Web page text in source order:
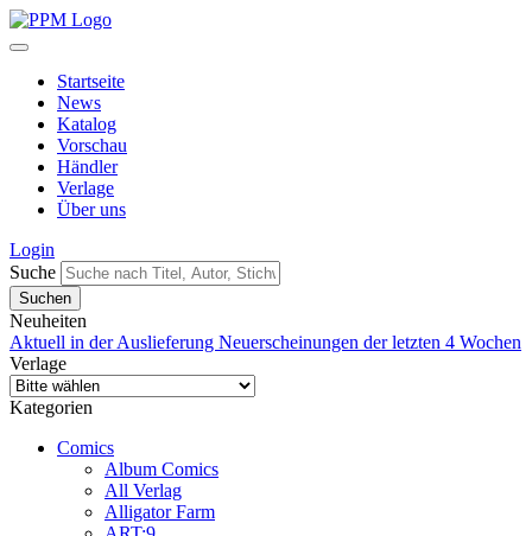
Startseite
News
Katalog
Vorschau
Händler
Verlage
Über uns
Login
Suche
Neuheiten
Aktuell in der Auslieferung Neuerscheinungen der letzten 4 Wochen
Verlage
Kategorien
Comics
Album Comics
All Verlag
Alligator Farm